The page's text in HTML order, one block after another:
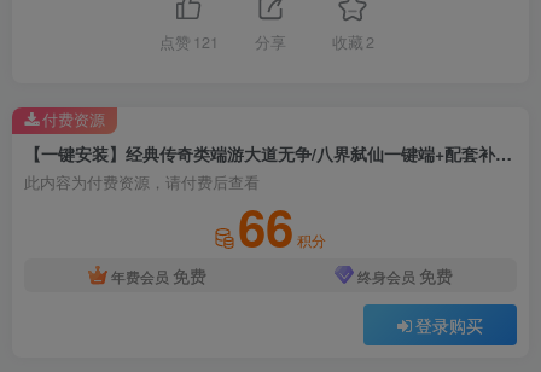
点赞 121 分享 收藏 2
【一键安装】经典传奇类端游大道无争/八界弑仙一键端+配套补丁+单机登录器+详细教程+GM模式+GM工具+网站+GEE引擎
此内容为付费资源，请付费后查看
66 积分
年费会员 免费 终身会员 免费
登录购买
付费资源